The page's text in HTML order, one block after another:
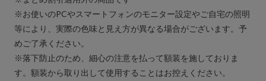
※お使いのPCやスマートフォンのモニター設定やご自宅の照明
等により、実際の色味と見え方が異なる場合がございます。予
めご了承ください。
※落下防止のため、細心の注意を払って額装を施しておりま
す。額装から取り出して使用することはお控えください。